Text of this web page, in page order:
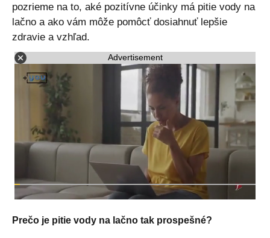
pozrieme na to, aké pozitívne účinky má pitie vody na
lačno a ako vám môže pomôcť dosiahnuť lepšie
zdravie a vzhľad.
Advertisement
Prečo je pitie vody na lačno tak prospešné?